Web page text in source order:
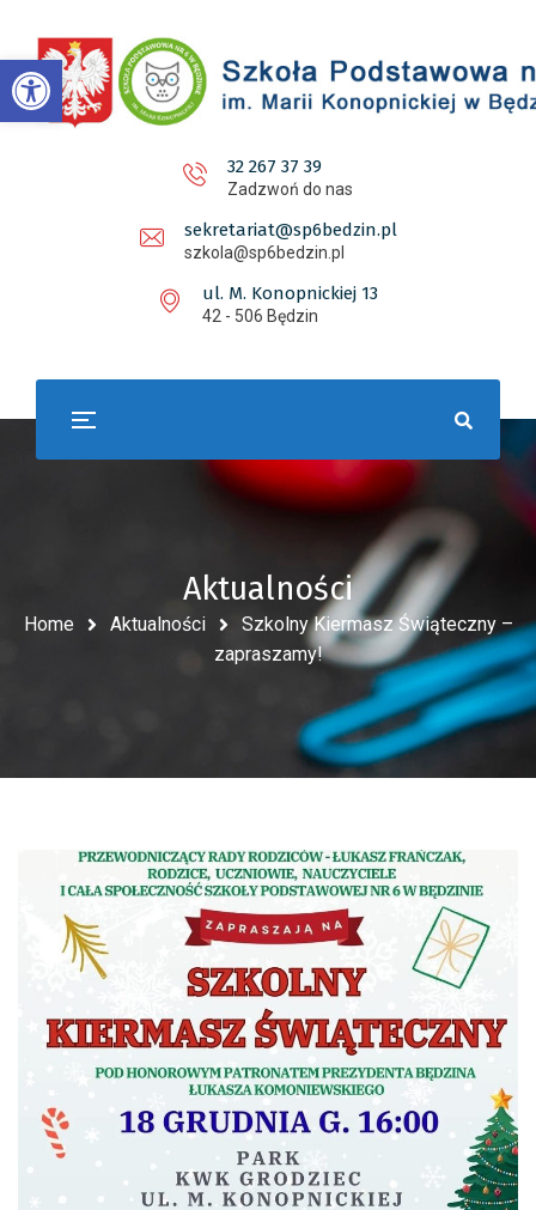
Otwórz pasek narzędzi
32 267 37 39
Zadzwoń do nas
sekretariat@sp6bedzin.pl
szkola@sp6bedzin.pl
ul. M. Konopnickiej 13
42 - 506 Będzin
Aktualności
Home Aktualności
Szkolny Kiermasz Świąteczny –
zapraszamy!